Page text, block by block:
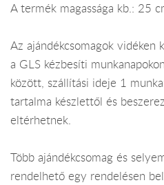
A termék magassága kb.: 25
Az ajándékcsomagok vidéken
a GLS kézbesíti
között, szállítási ideje 1
tartalma készlettől és
eltérhetnek.
Több ajándékcsomag és
rendelhető egy rendelésen